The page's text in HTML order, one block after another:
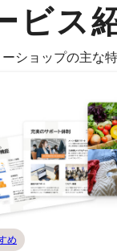
ビス
ーショップの主な
め